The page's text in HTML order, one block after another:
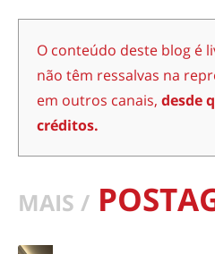
O conteúdo deste blog é
não têm ressalvas na
em outros canais, desde
créditos.
MAIS /